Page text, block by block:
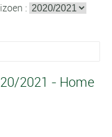
:
2021 - Home